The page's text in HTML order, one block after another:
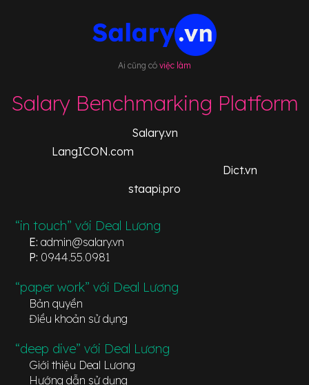
Ai cũng có việc làm
Salary Benchmarking Platform
Salary.vn
LangICON.com
Dict.vn
staapi.pro
“in touch” với Deal Lương
E: admin@salary.vn
P: 0944.55.0981
“paper work” với Deal Lương
Bản quyền
Điều khoản sử dụng
“deep dive” với Deal Lương
Giới thiệu Deal Lương
Hướng dẫn sử dụng